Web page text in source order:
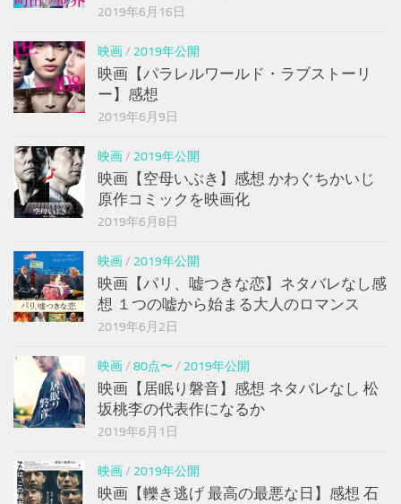
2019年6月16日
映画/ 2019年公開
映画【パラレルワールド・ラブストーリ
ー】感想
2019年6月9日
映画/ 2019年公開
映画【空母いぶき】感想 かわぐちかいじ
原作コミックを映画化
2019年6月8日
映画/ 2019年公開
映画【パリ、嘘つきな恋】ネタバレなし感
想 １つの嘘から始まる大人のロマンス
2019年6月2日
映画/ 80点〜 / 2019年公開
映画【居眠り磐音】感想 ネタバレなし 松
坂桃李の代表作になるか
2019年6月1日
映画/ 2019年公開
映画【轢き逃げ 最高の最悪な日】感想 石